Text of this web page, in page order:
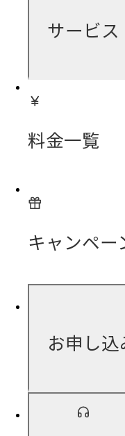
サービス
料金一覧
キャンペー
お申し